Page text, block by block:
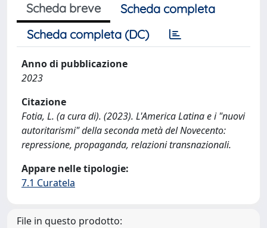
Scheda breve
Scheda completa
Scheda completa (DC)
Anno di pubblicazione
2023
Citazione
Fotia, L. (a cura di). (2023). L'America Latina e i "nuovi
autoritarismi" della seconda metà del Novecento:
repressione, propaganda, relazioni transnazionali.
Appare nelle tipologie:
7.1 Curatela
File in questo prodotto: